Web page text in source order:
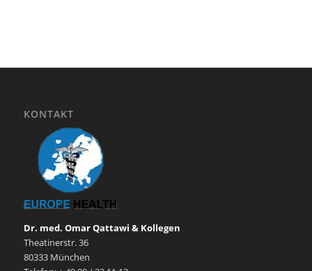
KONTAKT
Dr. med. Omar Qattawi & Kollegen
Theatinerstr. 36
80333 München